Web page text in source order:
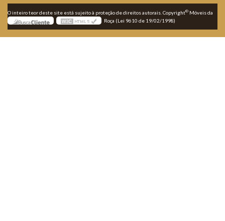
O inteiro teor deste site está sujeito à proteção de direitos autorais. Copyright© Móveis da
Roça (Lei 9610 de 19/02/1998)